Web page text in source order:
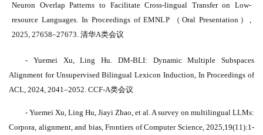
Neuron Overlap Patterns to Facilitate Cross-lingual Transfer on Low-
resource Languages. In Proceedings of EMNLP （Oral Presentation）,
2025, 27658–27673. 清华A类会议
- Yuemei Xu, Ling Hu. DM-BLI: Dynamic Multiple Subspaces
Alignment for Unsupervised Bilingual Lexicon Induction, In Proceedings of
ACL, 2024, 2041–2052. CCF-A类会议
- Yuemei Xu, Ling Hu, Jiayi Zhao, et al. A survey on multilingual LLMs:
Corpora, alignment, and bias, Frontiers of Computer Science, 2025,19(11):1-